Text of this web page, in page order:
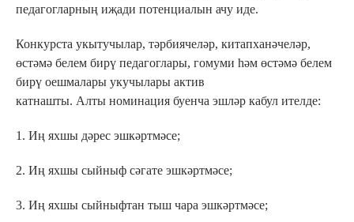
педагогларның иҗади потенциалын ачу иде.
Конкурста укытучылар, тәрбиячеләр, китапханәчеләр,
өстәмә белем бирү педагоглары, гомуми һәм өстәмә белем
бирү оешмалары укучылары актив
катнашты. Алты номинация буенча эшләр кабул ителде:
1. Иң яхшы дәрес эшкәртмәсе;
2. Иң яхшы сыйныф сәгате эшкәртмәсе;
3. Иң яхшы сыйныфтан тыш чара эшкәртмәсе;